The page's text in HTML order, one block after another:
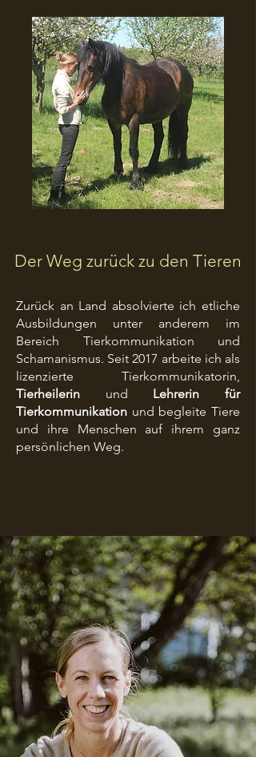
Der Weg zurück zu den Tieren
Zurück an Land absolvierte ich etliche
Ausbildungen unter anderem im
Bereich Tierkommunikation und
Schamanismus. Seit 2017 arbeite ich als
lizenzierte Tierkommunikatorin,
Tierheilerin und Lehrerin für
Tierkommunikation und begleite Tiere
und ihre Menschen auf ihrem ganz
persönlichen Weg.